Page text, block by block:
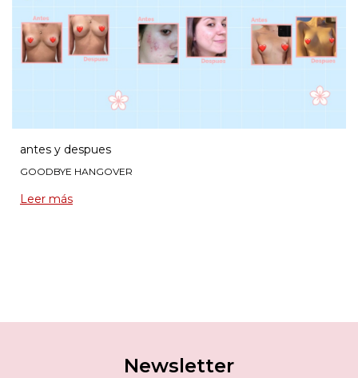
antes y despues
GOODBYE HANGOVER
Leer más
Newsletter